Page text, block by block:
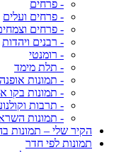
- פרחים
- פרחים ועלים
- פרחים
- רבנים ויהדות
- רומנטי
- תלת מימד
- תמונות
- תמונות בקו
- תרבות
- תמונות
הקיר שלי – תמונות
תמונות לפי חדר